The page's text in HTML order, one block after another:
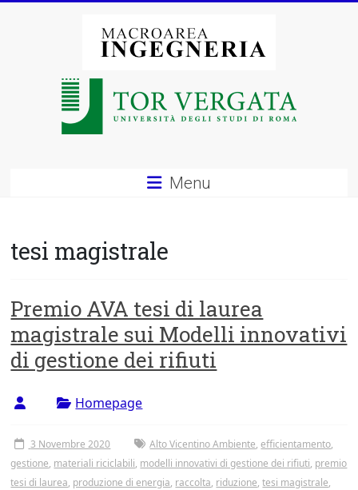
Macroarea
degli
di
Roma
Tor
Vergata
Menu
tesi magistrale
Premio AVA tesi di laurea
magistrale sui Modelli innovativi
di gestione dei rifiuti
Homepage
3 Novembre 2020 Alto Vicentino Ambiente,efficientamento,
gestione, materiali riciclabili, modelli innovativi di gestione dei rifiuti, premio
tesi di laurea, produzione di energia, raccolta, riduzione,tesi magistrale,